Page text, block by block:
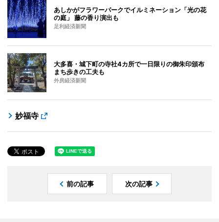
あしかがフラワーパークでイルミネーション「光の花
の庭」 藤の香り演出も
足利経済新聞
大多喜・城下町の寺社4カ所で一日限りの御朱印頒布
まち歩きの工夫も
外房経済新聞
妙福寺
前の記事 次の記事